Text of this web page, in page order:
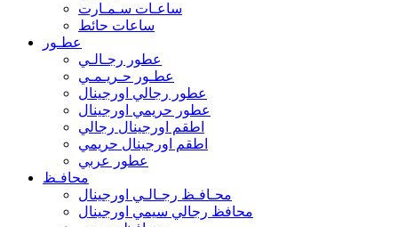
ساعـات سـمـارت
ساعات حائط
عطـور
عطور رجـالـي
عطـور حـريـمـي
عطور رجالي اورجينال
عطور حريمي اورجينال
اطقم اورجينال رجالي
اطقم اورجينال حريمي
عطور عربي
محافـظ
محـافـظ رجـالـي اورجينال
محافظ رجالي سيمي اورجينال